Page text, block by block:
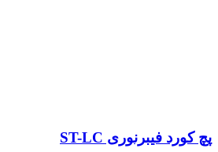
پچ کورد فیبرنوری ST-LC